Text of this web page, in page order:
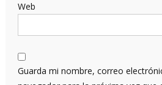
Web
Guarda mi nombre, correo